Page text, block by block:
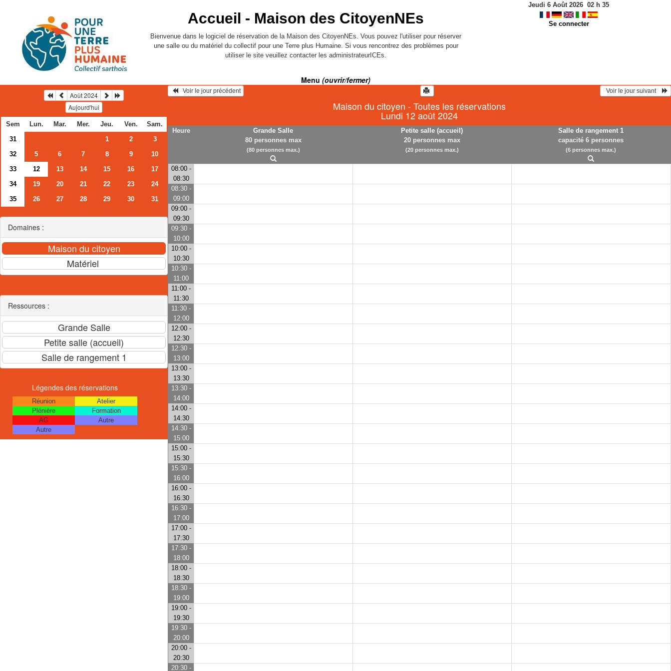
Accueil - Maison des CitoyenNEs
Bienvenue dans le logiciel de réservation de la Maison des CitoyenNEs. Vous pouvez l'utiliser pour réserver
une salle ou du matériel du collectif pour une Terre plus Humaine. Si vous rencontrez des problèmes pour
utiliser le site veuillez contacter les administrateurICEs.
Jeudi 6 Août 2026 02 h 35
Se connecter
Menu (ouvrir/fermer)
Août 2024
Aujourd'hui
Sem Lun. Mar. Mer. Jeu. Ven.
Sam.
31
1 2
3
32
5 6 7 8 9
10
33
12 13 14 15 16
17
34
19 20 21 22 23
24
35
26 27 28 29 30 31
Domaines :
Ressources :
Légendes des réservations
Réunion
Atelier
Plénière
Formation
AG
Autre
Autre
   Voir le jour précédent
  Voir le jour suivant
Maison du citoyen - Toutes les réservations
Lundi 12 août 2024
Heure
Grande Salle
80 personnes max
(80 personnes max.)
Petite salle (accueil)
20 personnes max
(20 personnes max.)
Salle de rangement 1
capacité 6 personnes
(6 personnes max.)
08:00 -
08:30
08:30 -
09:00
09:00 -
09:30
09:30 -
10:00
10:00 -
10:30
10:30 -
11:00
11:00 -
11:30
11:30 -
12:00
12:00 -
12:30
12:30 -
13:00
13:00 -
13:30
13:30 -
14:00
14:00 -
14:30
14:30 -
15:00
15:00 -
15:30
15:30 -
16:00
16:00 -
16:30
16:30 -
17:00
17:00 -
17:30
17:30 -
18:00
18:00 -
18:30
18:30 -
19:00
19:00 -
19:30
19:30 -
20:00
20:00 -
20:30
20:30 -